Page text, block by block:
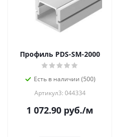
Профиль PDS-SM-2000
Есть в наличии (500)
Артикул3: 044334
1 072.90 руб./м